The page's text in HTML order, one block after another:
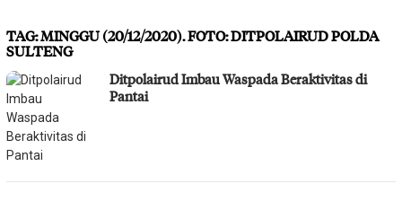
TAG:MINGGU (20/12/2020). FOTO: DITPOLAIRUD POLDA
SULTENG
Ditpolairud Imbau Waspada Beraktivitas di
Pantai